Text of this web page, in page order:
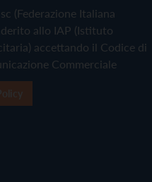
(Federazione Italiana
allo IAP (Istituto
accettando il Codice di
Commerciale